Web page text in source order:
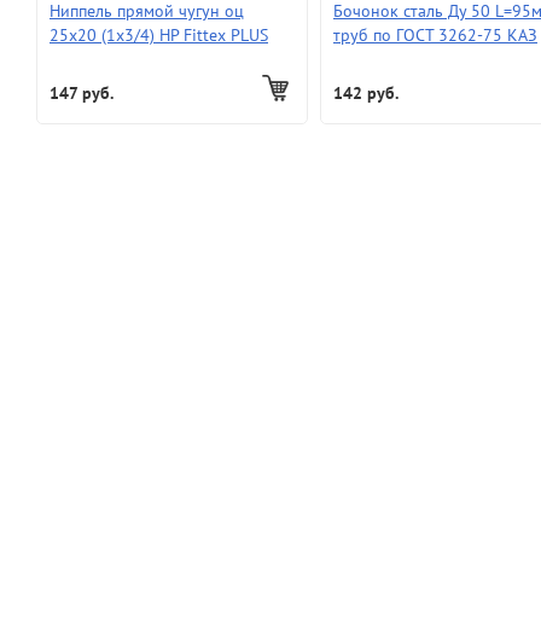
Ниппель прямой чугун оц
25х20 (1х3/4) НР Fittex PLUS
147 руб.
Бочонок сталь Ду 50
труб по ГОСТ 3262-75 КАЗ
142 руб.